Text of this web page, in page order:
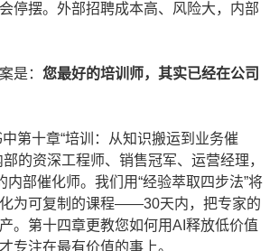
停摆。外部招聘成本高、风险大，内部
是： 您最好的培训师，其实已经在公司
中第十章“培训：从知识搬运到业务催
的资深工程师、销售冠军、运营经理，
内部催化师。我们用“经验萃取四步法”将
为可复制的课程——30天内，把专家的
。第十四章更教您如何用AI释放低价值
专注在最有价值的事上。